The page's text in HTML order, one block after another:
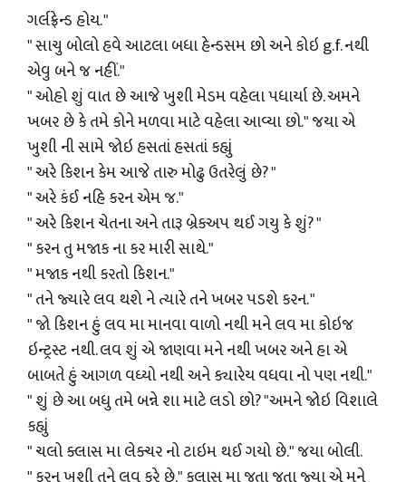
ગર્લફ્રેન્ડ હોય. "
" સાચુ બોલો હવે આટલા બધા હેન્ડસમ છો અને કોઇ g.f. નથી
એવુ બને જ નહીં."
" ઓહો શું વાત છે આજે ખુશી મેડમ વહેલા પધાર્યા છે. અમને
ખબર છે કે તમે કોને મળવા માટે વહેલા આવ્યા છો." જયા એ
ખુશી ની સામે જોઇ હસતાં હસતાં કહ્યું
" અરે કિશન કેમ આજે તારુ મોઢુ ઉતરેલું છે? "
" અરે કંઈ નહિ કરન એમ જ."
" અરે કિશન ચેતના અને તારૂ બ્રેકઅપ થઈ ગયુ કે શું? "
" કરન તુ મજાક ના કર મારી સાથે."
" મજાક નથી કરતો કિશન."
" તને જ્યારે લવ થશે ને ત્યારે તને ખબર પડશે કરન. "
" જો કિશન હું લવ મા માનવા વાળો નથી મને લવ મા કોઇજ
ઇન્ટ્રસ્ટ નથી. લવ શું એ જાણવા મને નથી ખબર અને હા એ
બાબતે હું આગળ વધ્યો નથી અને ક્યારેય વધવા નો પણ નથી."
" શું છે આ બધુ તમે બન્ને શા માટે લડો છો? "અમને જોઇ વિશાલે
કહ્યું
" ચલો ક્લાસ મા લેક્ચર નો ટાઇમ થઈ ગયો છે." જયા બોલી.